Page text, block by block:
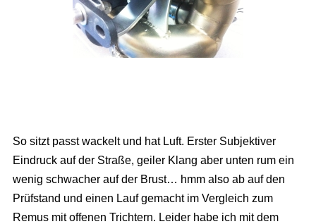
So sitzt passt wackelt und hat Luft. Erster Subjektiver
Eindruck auf der Straße, geiler Klang aber unten rum ein
wenig schwacher auf der Brust… hmm also ab auf den
Prüfstand und einen Lauf gemacht im Vergleich zum
Remus mit offenen Trichtern. Leider habe ich mit dem